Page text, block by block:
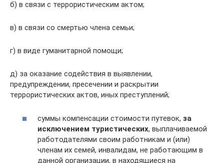
б) в связи с террористическим актом;
в) в связи со смертью члена семьи;
г) в виде гуманитарной помощи;
д) за оказание содействия в выявлении,
предупреждении, пресечении и раскрытии
террористических актов, иных преступлений;
суммы компенсации стоимости путевок, за
исключением туристических, выплачиваемой
работодателями своим работникам и (или)
членам их семей, инвалидам, не работающим в
данной организации, в находящиеся на